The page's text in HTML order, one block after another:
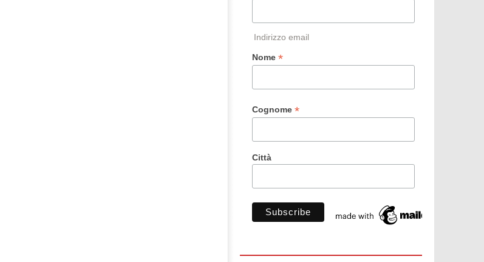
Indirizzo email
Nome *
Cognome *
Città